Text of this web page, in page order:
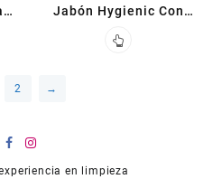
5
Jabón Hygienic Con
Triclosán 5 L
2 →
en limpieza